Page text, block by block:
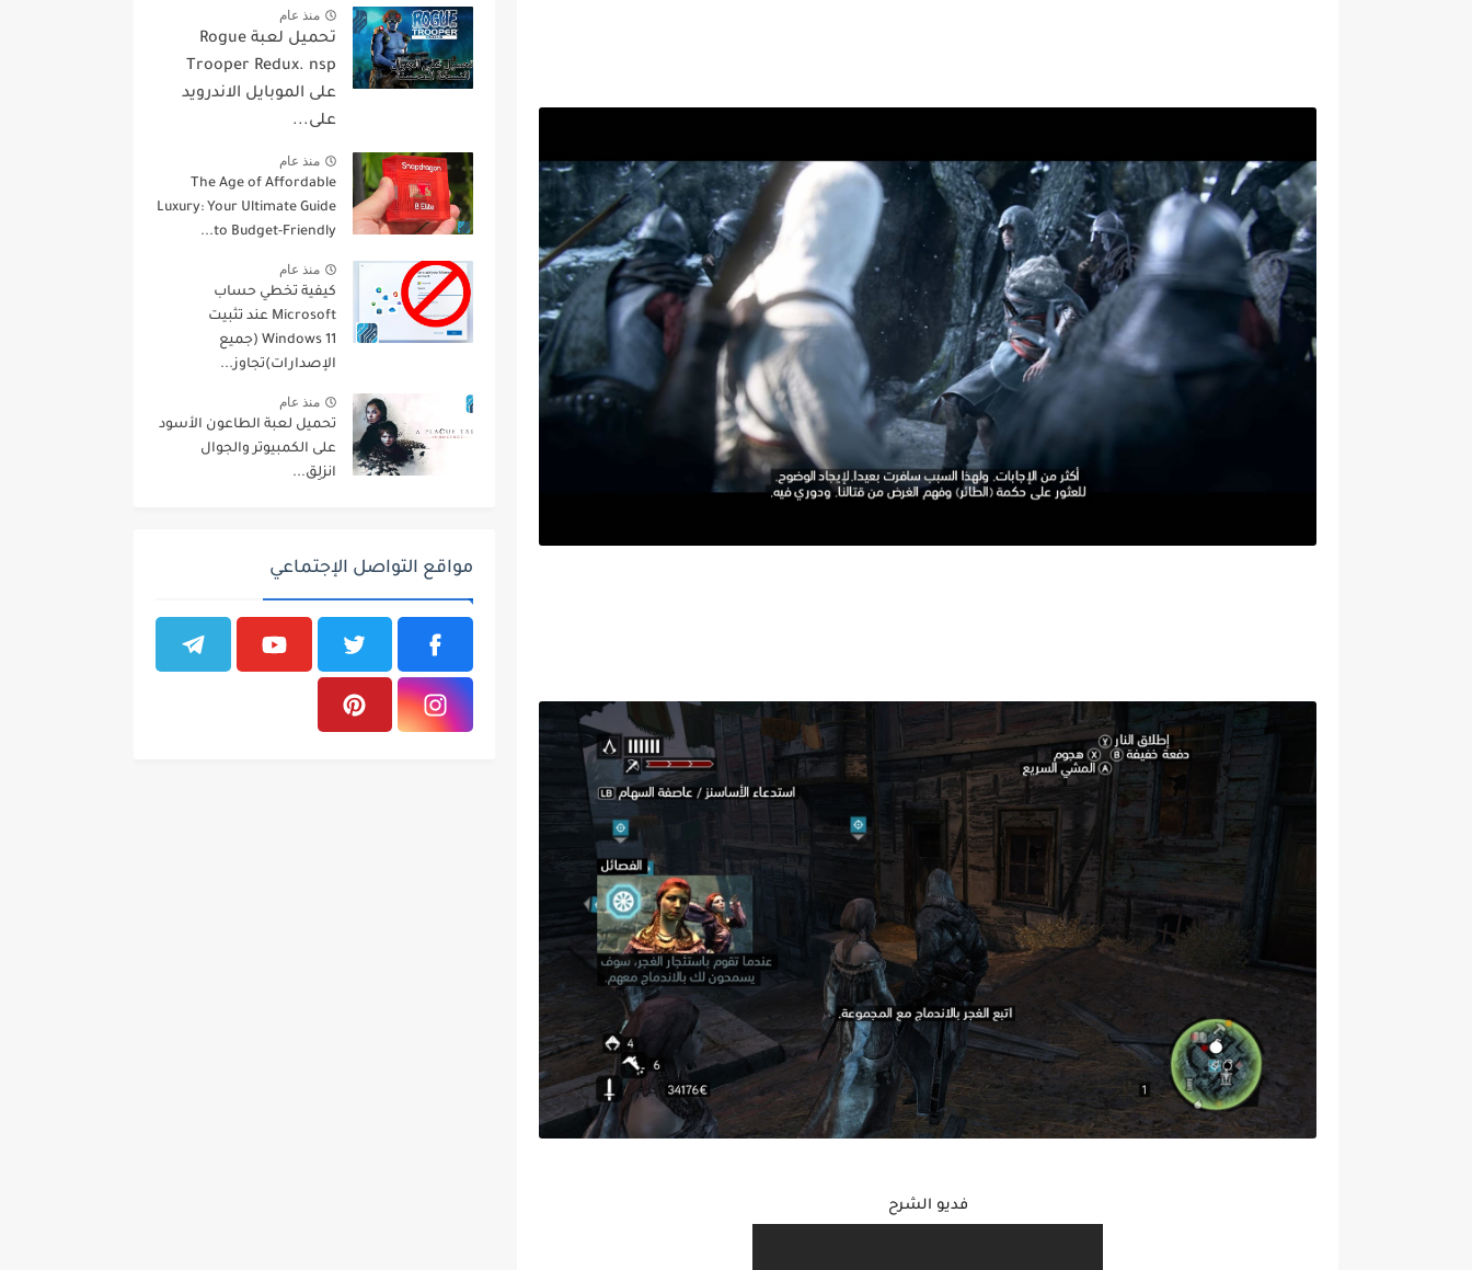
فديو الشرح
منذ عام
تحميل لعبة Rogue
Trooper Redux. nsp
على الموبايل الاندرويد
على...
منذ عام
The Age of Affordable
Luxury: Your Ultimate Guide
to Budget-Friendly...
منذ عام
كيفية تخطي حساب
Microsoft عند تثبيت
Windows 11 (جميع
الإصدارات)تجاوز...
منذ عام
تحميل لعبة الطاعون الأسود
على الكمبيوتر والجوال
انزلِق...
مواقع التواصل الإجتماعي